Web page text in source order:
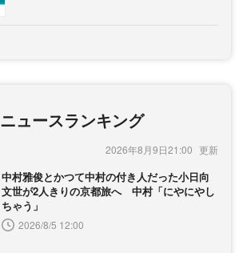
ニュースランキング
2026年8月9日21:00
中村雅俊とかつて中村の付き人だった小日向
文世が2人きりの京都旅へ 中村「にやにやし
ちゃう」
2026/8/5 12:00